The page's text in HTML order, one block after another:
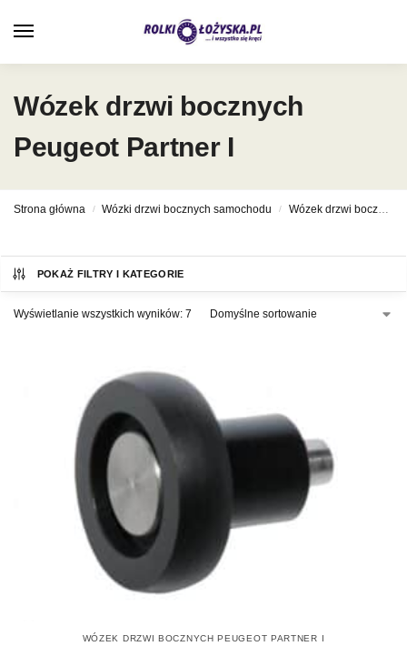
Wózek drzwi bocznych
Peugeot Partner I
Strona główna / Wózki drzwi bocznych samochodu / Wózek drzwi bocznych Peugeot
POKAŻ FILTRY I KATEGORIE
Wyświetlanie wszystkich wyników: 7
WÓZEK DRZWI BOCZNYCH PEUGEOT PARTNER I